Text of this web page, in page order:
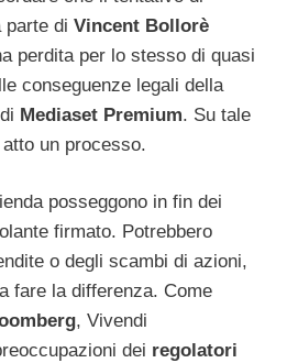
parte di Vincent Bollorè
perdita per lo stesso di quasi
conseguenze legali della
Mediaset Premium. Su tale
un processo.
posseggono in fin dei
firmato. Potrebbero
o degli scambi di azioni,
fare la differenza. Come
, Vivendi
dei regolatori